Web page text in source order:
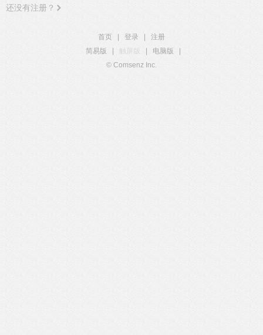
还没有注册？
首页 登录
注册
简易版
触屏版 电脑版
© Comsenz Inc.